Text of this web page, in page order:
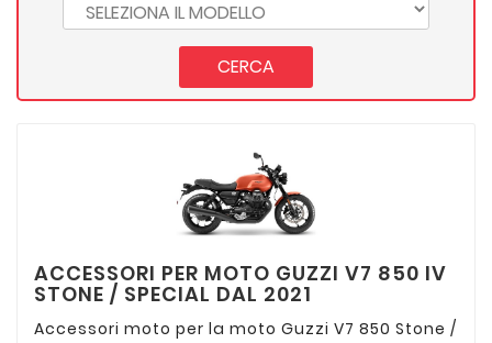
CERCA
ACCESSORI PER MOTO GUZZI V7 850 IV
STONE / SPECIAL DAL 2021
Accessori moto per la moto Guzzi V7 850 Stone /